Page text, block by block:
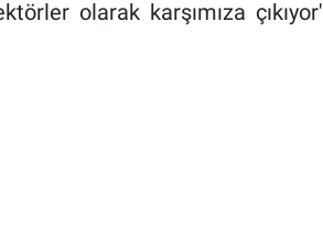
olarak karşımıza çıkıyor'